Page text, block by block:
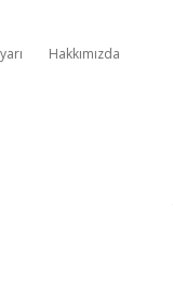
Hakkımızda